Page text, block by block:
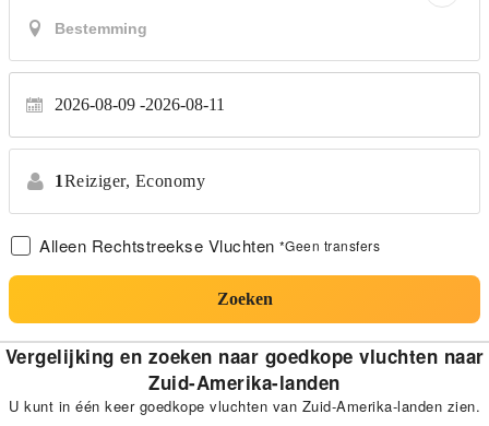
2026-08-09 2026-08-11
1Reiziger, Economy
Alleen Rechtstreekse Vluchten *Geen transfers
Zoeken
Vergelijking en zoeken naar goedkope vluchten naar
Zuid-Amerika-landen
U kunt in één keer goedkope vluchten van Zuid-Amerika-landen zien.